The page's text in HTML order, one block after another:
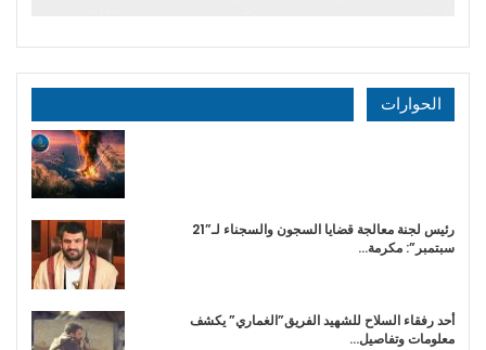
الحوارات
رئيس لجنة معالجة قضايا السجون والسجناء لـ”21
سبتمبر”: مكرمة…
أحد رفقاء السلاح للشهيد الفريق”الغماري” يكشف
معلومات وتفاصيل…